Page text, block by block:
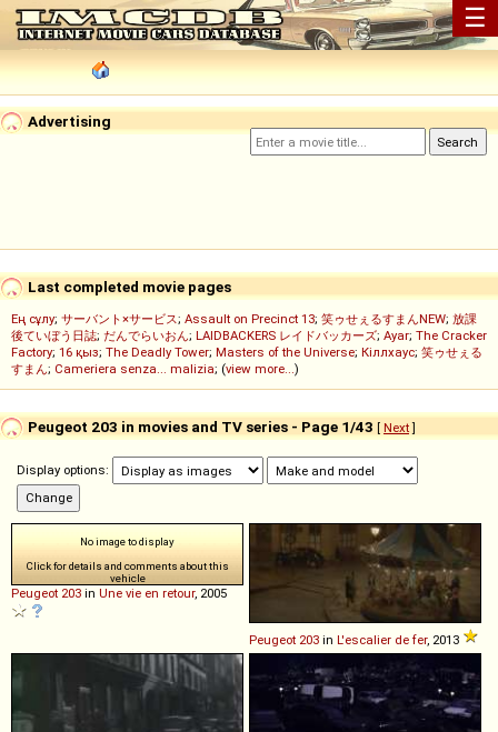
☰
Advertising
Last completed movie pages
Ең сұлу; サーバント×サービス; Assault on Precinct 13; 笑ゥせぇるすまんNEW; 放課
後ていぼう日誌; だんでらいおん; LAIDBACKERS レイドバッカーズ; Ayar; The Cracker
Factory; 16 қыз; The Deadly Tower; Masters of the Universe; Кіллхаус; 笑ゥせぇる
すまん; Cameriera senza... malizia; (view more...)
Peugeot 203 in movies and TV series - Page 1/43 [ Next]
Display options:
No image to display
Click for details and comments about this
vehicle
Peugeot 203 in Une vie en retour, 2005
Peugeot 203 in L'escalier de fer, 2013